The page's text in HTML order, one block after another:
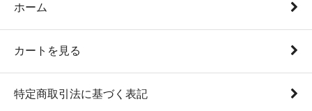
ホーム
カートを見る
特定商取引法に基づく表記